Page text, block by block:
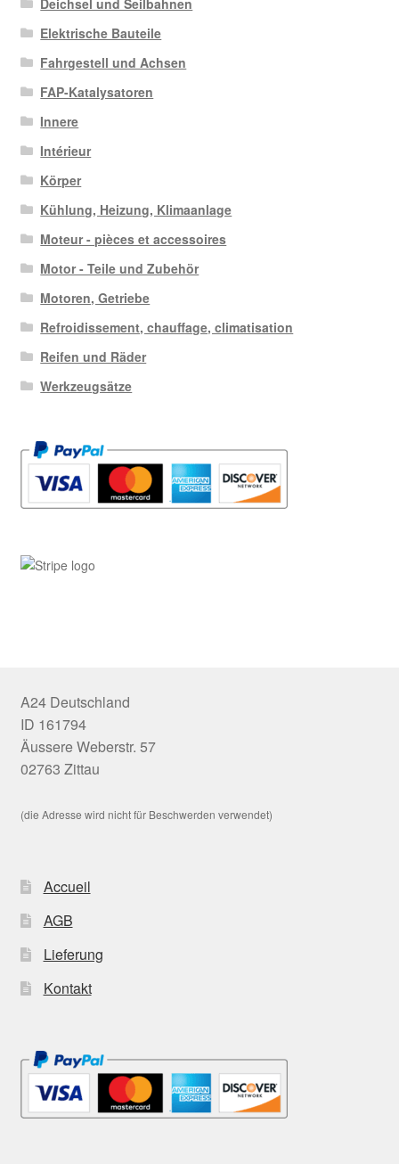
Deichsel und Seilbahnen
Elektrische Bauteile
Fahrgestell und Achsen
FAP-Katalysatoren
Innere
Intérieur
Körper
Kühlung, Heizung, Klimaanlage
Moteur - pièces et accessoires
Motor - Teile und Zubehör
Motoren, Getriebe
Refroidissement, chauffage, climatisation
Reifen und Räder
Werkzeugsätze
A24 Deutschland
ID 161794
Äussere Weberstr. 57
02763 Zittau
(die Adresse wird nicht für Beschwerden verwendet)
Accueil
AGB
Lieferung
Kontakt